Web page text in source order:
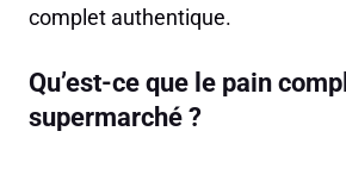
complet authentique.
Qu’est-ce que le pain
supermarché ?